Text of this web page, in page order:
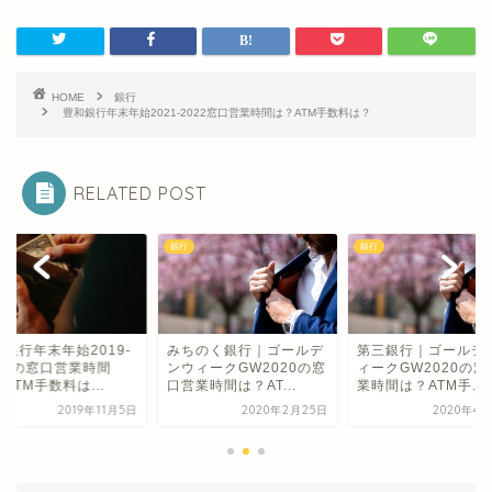
HOME
銀行
豊和銀行年末年始2021-2022窓口営業時間は？ATM手数料は？
RELATED POST
銀行年末年始2019-
の窓口営業時間
ATM手数料は...
2019年11月5日
銀行
みちのく銀行｜ゴールデ
ンウィークGW2020の窓
口営業時間は？AT...
2020年2月25日
銀行
第三銀行｜ゴールデ
ィークGW2020の窓
業時間は？ATM手...
2020年4